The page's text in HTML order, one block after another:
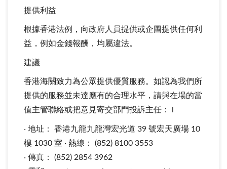
提供利益
根據香港法例，向政府人員提供或企圖提供任何利
益，例如金錢報酬，均屬違法。
建議
香港海關致力為公眾提供優質服務。如認為我們所
提供的服務並未達應有的合理水平，請與在場的當
值主管聯絡或把意見寄交部門投訴主任： l
‧ 地址： 香港九龍九龍灣宏光道 39 號宏天廣場 10
樓 1030 室 ‧ 熱線： (852) 8100 3553
‧ 傳真： (852) 2854 3962